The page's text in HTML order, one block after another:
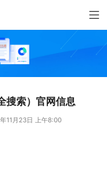
搜索）官网信息
11月23日 上午8:00